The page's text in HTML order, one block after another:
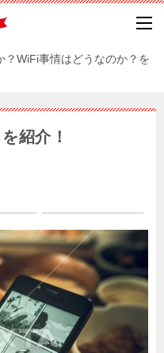
？WiFi事情はどうなのか？を
紹介！